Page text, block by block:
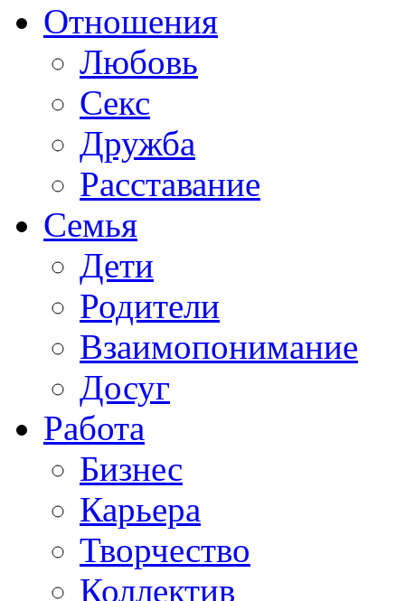
Отношения
Любовь
Секс
Дружба
Расставание
Семья
Дети
Родители
Взаимопонимание
Досуг
Работа
Бизнес
Карьера
Творчество
Коллектив